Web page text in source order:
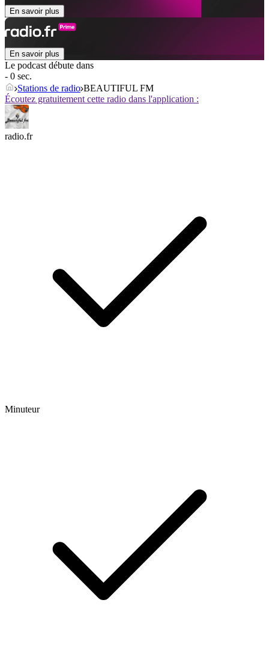
En savoir plus
En savoir plus
Le podcast débute dans
- 0 sec.
Stations de radio BEAUTIFUL FM
Écoutez gratuitement cette radio dans l'application :
radio.fr
Minuteur